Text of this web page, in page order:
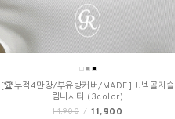
[🏆누적4만장/부유방커버/MADE] U넥골지슬
림나시티 (3color)
14,900 / 11,900